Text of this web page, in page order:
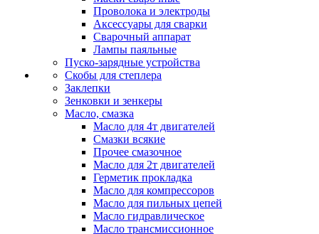
Проволока и электроды
Аксессуары для сварки
Сварочный аппарат
Лампы паяльные
Пуско-зарядные устройства
Скобы для степлера
Заклепки
Зенковки и зенкеры
Масло, смазка
Масло для 4т двигателей
Смазки всякие
Прочее смазочное
Масло для 2т двигателей
Герметик прокладка
Масло для компрессоров
Масло для пильных цепей
Масло гидравлическое
Масло трансмиссионное